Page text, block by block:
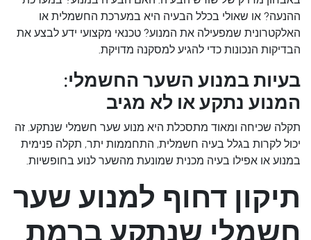
ההנעה? או שאולי בכלל הבעיה היא במערכת החשמלית או
האלקטרונית שמפעילה את המנוע? טכנאי מקצועי ידע לבצע את
הבדיקות הנכונות כדי להגיע למסקנה מדויקת.
בעיות במנוע השער החשמלי:
המנוע נתקע או לא מגיב
תקלה שכיחה ומאוד מתסכלת היא מנוע שער חשמלי שנתקע. זה
יכול לקרות בגלל בעיה חשמלית, התחממות יתר, תקלה פנימית
במנוע או אפילו בעיה מכנית שמונעת מהשער לנוע בחופשיות.
תיקון דחוף למנוע שער
חשמלי שנתקע ברמת